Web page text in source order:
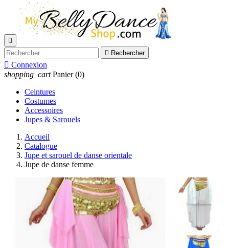

 Rechercher
 Connexion
shopping_cart Panier (0)
Ceintures
Costumes
Accessoires
Jupes & Sarouels
Accueil
Catalogue
Jupe et sarouel de danse orientale
Jupe de danse femme